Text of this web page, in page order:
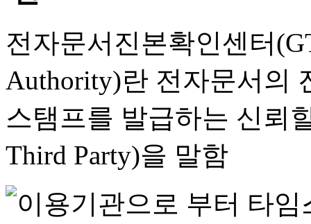
전자문서진본확인센터
Authority)란 전자문서의
스탬프를 발급하는 신뢰
Third Party)을 말함